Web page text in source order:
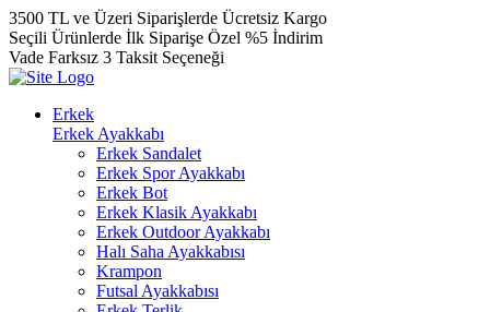
3500 TL ve Üzeri Siparişlerde Ücretsiz Kargo
Seçili Ürünlerde İlk Siparişe Özel %5 İndirim
Vade Farksız 3 Taksit Seçeneği
Erkek
Erkek Ayakkabı
Erkek Sandalet
Erkek Spor Ayakkabı
Erkek Bot
Erkek Klasik Ayakkabı
Erkek Outdoor Ayakkabı
Halı Saha Ayakkabısı
Krampon
Futsal Ayakkabısı